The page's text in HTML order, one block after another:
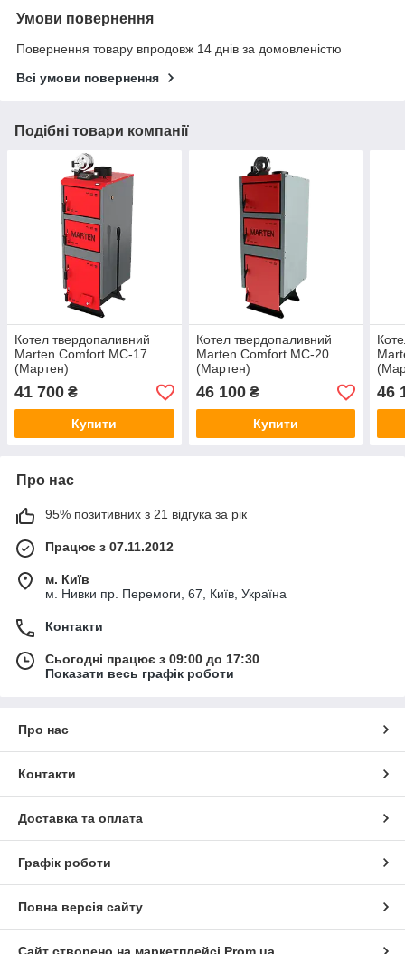
Умови повернення
Повернення товару впродовж 14 днів за домовленістю
Всі умови повернення
Подібні товари компанії
Котел твердопаливний
Marten Comfort МС-17
(Мартен)
41 700 ₴
Купити
Котел твердопаливний
Marten Comfort МС-20
(Мартен)
46 100₴
Купити
46
Про нас
95% позитивних з 21 відгука за рік
Працює з 07.11.2012
м. Київ
м. Нивки пр. Перемоги, 67, Київ, Україна
Контакти
Сьогодні працює з 09:00 до 17:30
Показати весь графік роботи
Про нас
Контакти
Доставка та оплата
Графік роботи
Повна версія сайту